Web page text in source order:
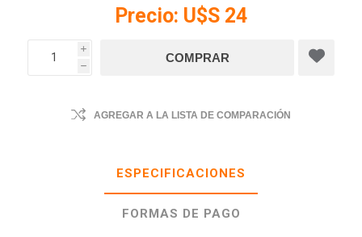
Precio: U$S 24
i
h
AGREGAR A LA LISTA DE COMPARACIÓN
ESPECIFICACIONES
FORMAS DE PAGO